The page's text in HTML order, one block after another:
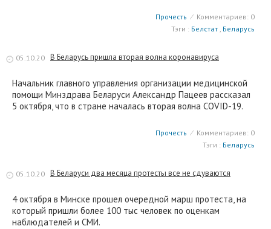
Прочесть ⁄ Комментариев: 0
Тэги : Белстат , Беларусь
05.10.20 В Беларусь пришла вторая волна коронавируса
Начальник главного управления организации медицинской
помощи Минздрава Беларуси Александр Пацеев рассказал
5 октября, что в стране началась вторая волна COVID-19.
Прочесть ⁄ Комментариев: 0
Тэги : Беларусь
05.10.20 В Беларуси два месяца протесты все не сдуваются
4 октября в Минске прошел очередной марш протеста, на
который пришли более 100 тыс человек по оценкам
наблюдателей и СМИ.